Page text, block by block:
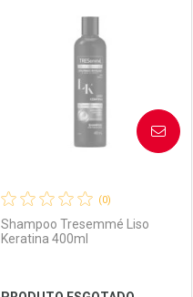
Laboratório
Ver Desconto Convênio
Por Menos
(0)
Shampoo Tresemmé Liso
Keratina 400ml
AVISE-ME